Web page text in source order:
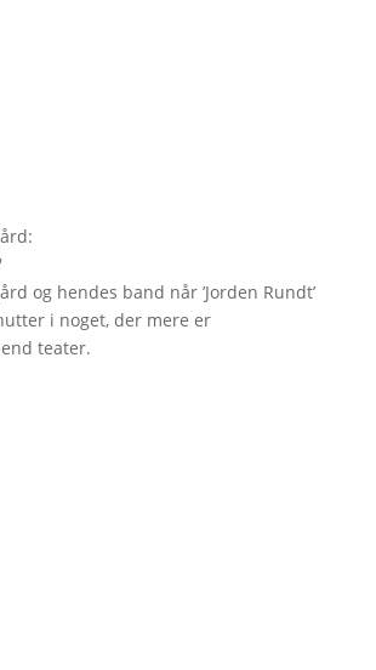
:
og hendes band når ’Jorden Rundt’
i noget, der mere er
teater.